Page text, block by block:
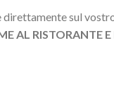
sul
AL RISTORANTE